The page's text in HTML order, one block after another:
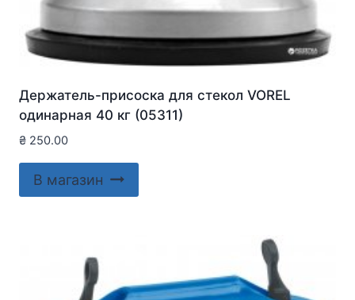
Держатель-присоска для стекол VOREL
одинарная 40 кг (05311)
₴ 250.00
В магазин